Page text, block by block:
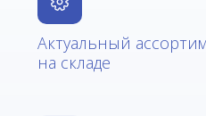
Актуальный
на складе